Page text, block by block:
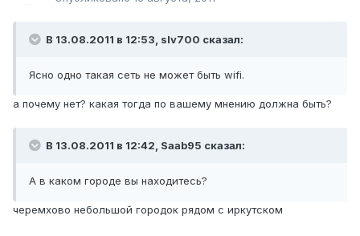
В 13.08.2011 в 12:53, slv700 сказал:
Ясно одно такая сеть не может быть wifi.
а почему нет? какая тогда по вашему мнению должна быть?
В 13.08.2011 в 12:42, Saab95 сказал:
А в каком городе вы находитесь?
черемхово небольшой городок рядом с иркутском